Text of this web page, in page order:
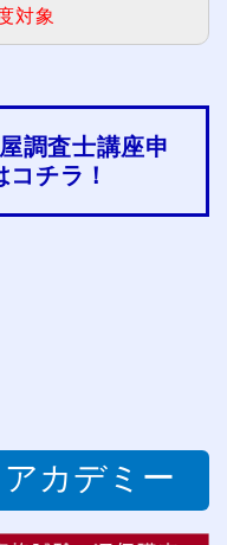
対象
調査士講座申
チラ！
カデミー